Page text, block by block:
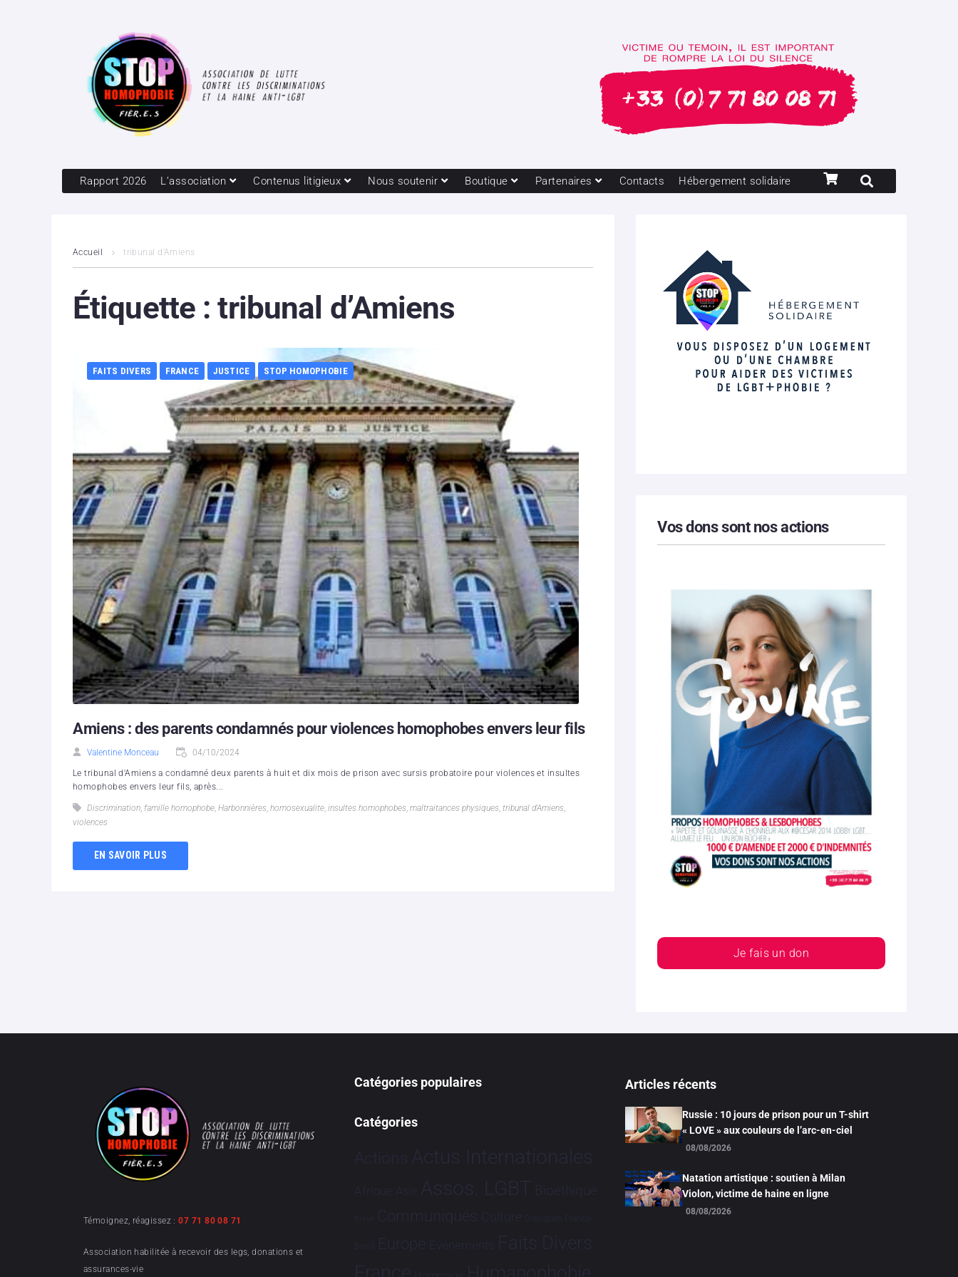
Rapport 2026 L’association Contenus litigieux Nous soutenir Boutique Partenaires Contacts Hébergement solidaire
Accueil tribunal d’Amiens
Étiquette :tribunal d’Amiens
FAITS DIVERS FRANCE JUSTICE STOP HOMOPHOBIE
Amiens : des parents condamnés pour violences homophobes envers leur fils
Valentine Monceau 04/10/2024
Le tribunal d'Amiens a condamné deux parents à huit et dix mois de prison avec sursis probatoire pour violences et insultes
homophobes envers leur fils, après...
Discrimination, famille homophobe, Harbonnières, homosexualite, insultes homophobes, maltraitances physiques, tribunal d'Amiens,
violences
EN SAVOIR PLUS
Vos dons sont nos actions
Je fais un don
Témoignez, réagissez :07 71 80 08 71
Association habilitée à recevoir des legs, donations et
assurances-vie
Catégories populaires
Catégories
Actions Actus Internationales
Afrique Asie Assos. LGBT Bioéthique
Brève Communiqués Culture Dialogues France-
Brésil Europe Evénements Faits Divers
Humanophobie
Articles récents
Russie : 10 jours de prison pour un T-shirt
« LOVE » aux couleurs de l’arc-en-ciel
08/08/2026
Natation artistique : soutien à Milan
Violon, victime de haine en ligne
08/08/2026